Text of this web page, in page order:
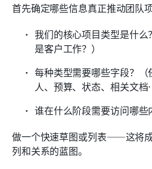
首先确定哪些信息真正推动团队
我们的核心项目类型是什
是客户工作？）
每种类型需要哪些字段？
人、预算、状态、相关文
谁在什么阶段需要访问哪些
做一个快速草图或列表——这将成
列和关系的蓝图。